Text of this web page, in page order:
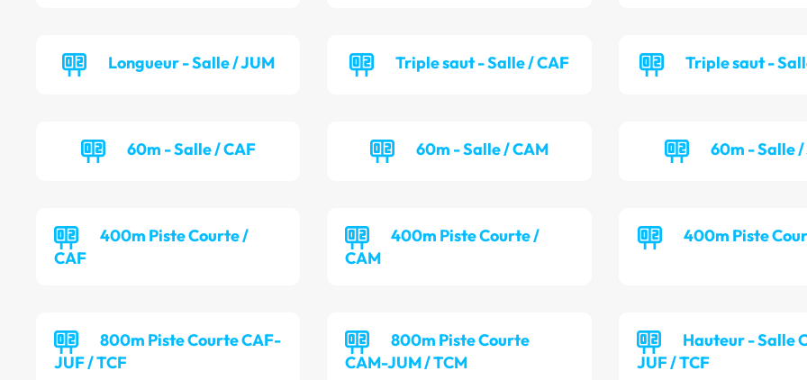
Longueur - Salle / JUM Triple saut - Salle / CAF Triple saut -
60m - Salle / CAF 60m - Salle / CAM 60m - Salle /
400m Piste Courte /
CAF
400m Piste Courte /
CAM
400m Piste
800m Piste Courte CAF-
JUF / TCF
800m Piste Courte
CAM-JUM / TCM
Hauteur - Salle
JUF / TCF